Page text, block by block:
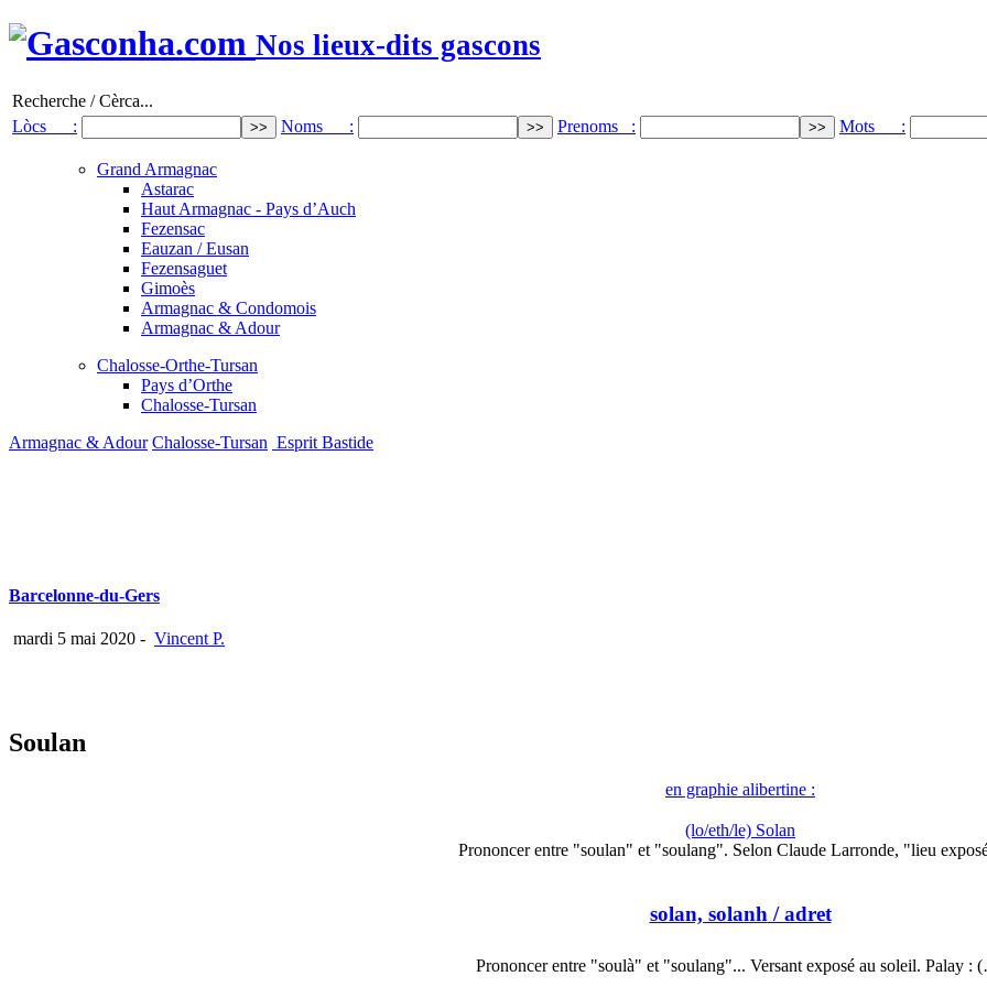
Nos lieux-dits gascons
Recherche / Cèrca...
Lòcs :
Noms : Prenoms : Mots :
Grand Armagnac
Astarac
Haut Armagnac - Pays d’Auch
Fezensac
Eauzan / Eusan
Fezensaguet
Gimoès
Armagnac & Condomois
Armagnac & Adour
Chalosse-Orthe-Tursan
Pays d’Orthe
Chalosse-Tursan
Armagnac & Adour Chalosse-Tursan Esprit Bastide
Barcelonne-du-Gers
mardi 5 mai 2020 - Vincent P.
Soulan
en graphie alibertine :
(lo/eth/le) Solan
Prononcer entre "soulan" et "soulang". Selon Claude Larronde, "lieu
solan, solanh / adret
Prononcer entre "soulà" et "soulang"... Versant exposé au soleil. Palay :